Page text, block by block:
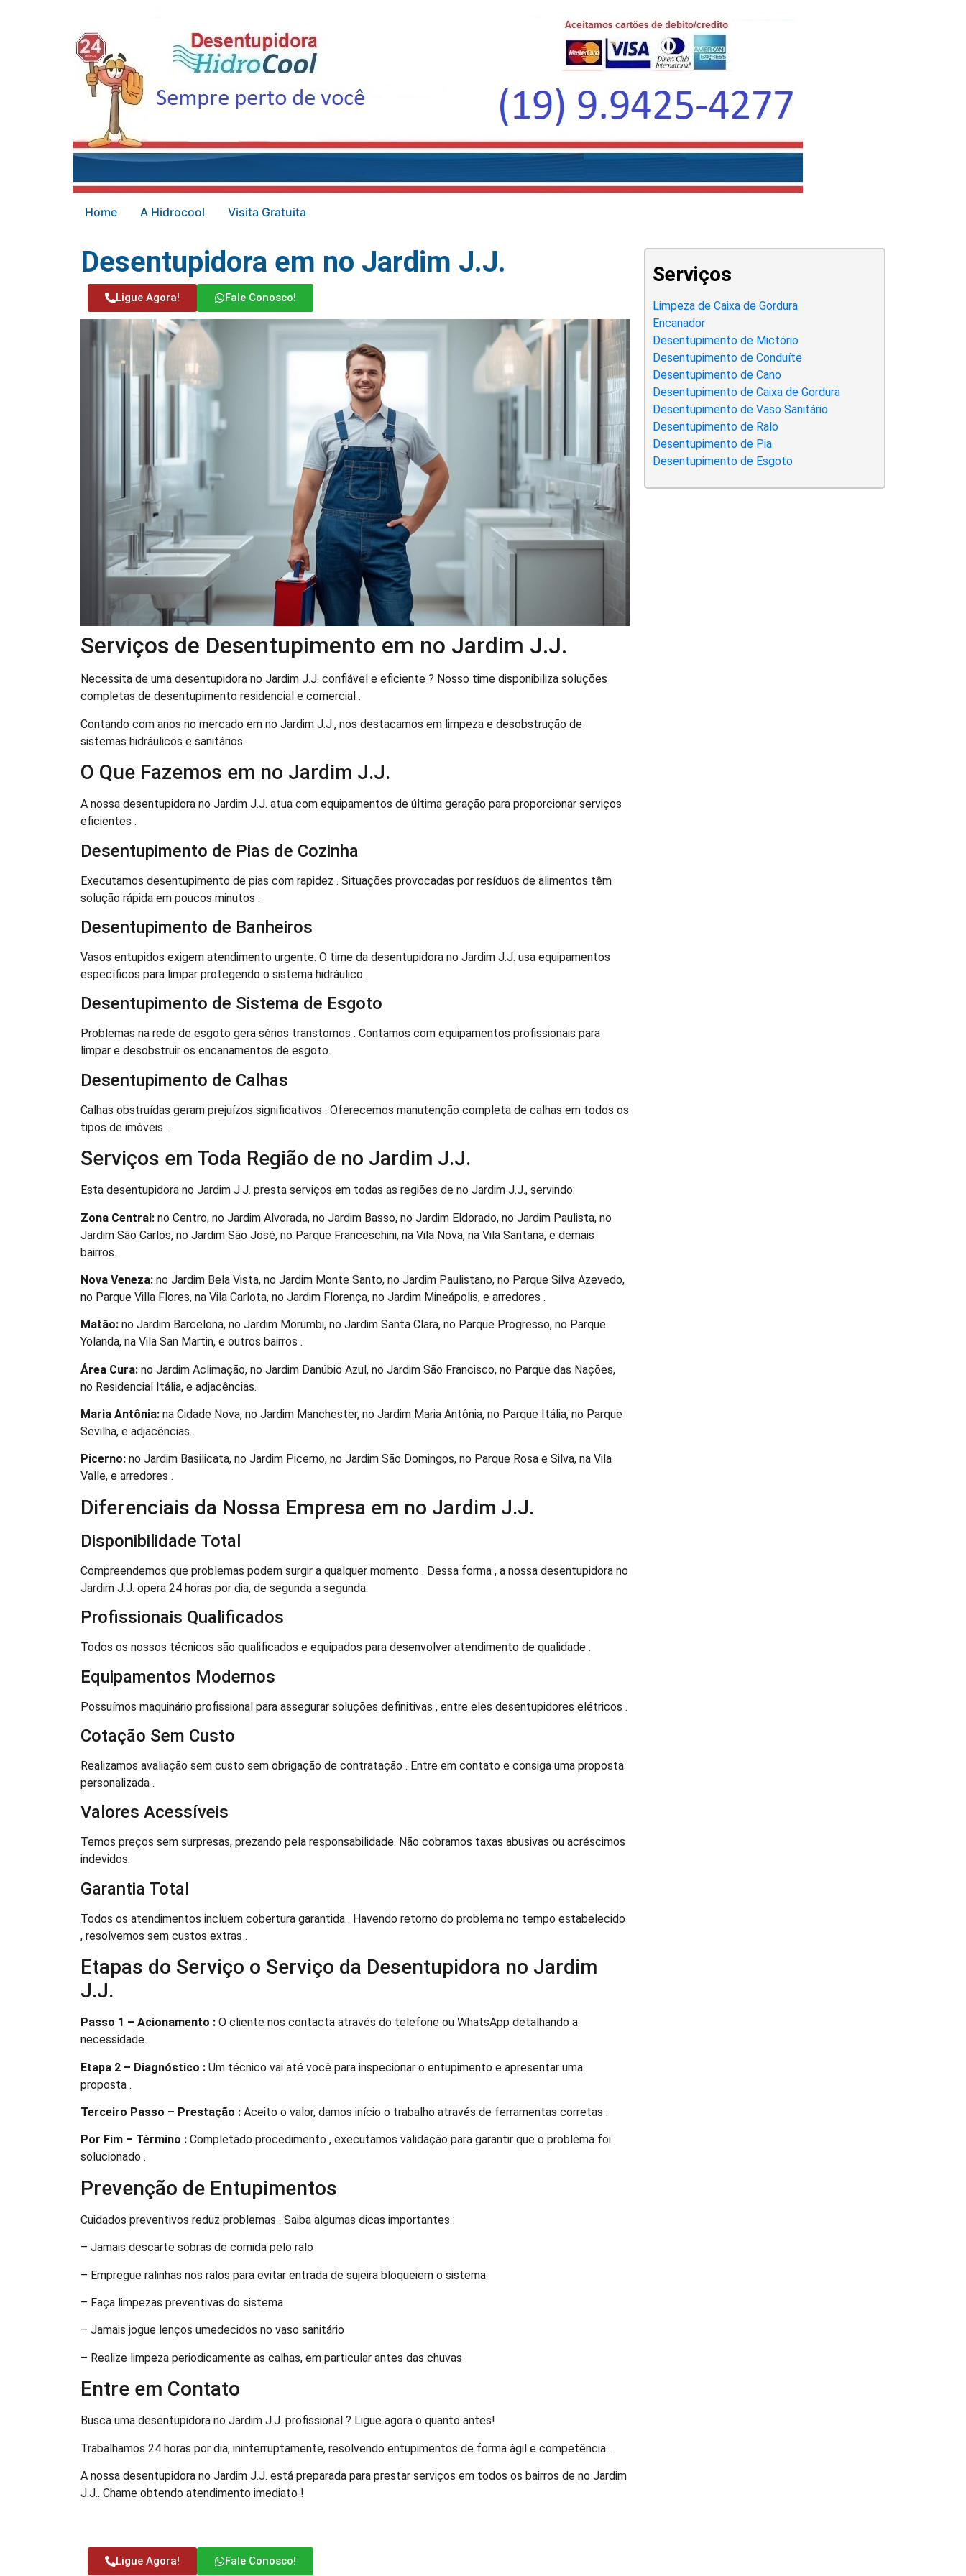
Home A Hidrocool Visita Gratuita
Desentupidora em no Jardim J.J.
Ligue Agora! Fale Conosco!
Serviços de Desentupimento em no Jardim J.J.
Necessita de uma desentupidora no Jardim J.J. confiável e eficiente ? Nosso time disponibiliza soluções
completas de desentupimento residencial e comercial .
Contando com anos no mercado em no Jardim J.J., nos destacamos em limpeza e desobstrução de
sistemas hidráulicos e sanitários .
O Que Fazemos em no Jardim J.J.
A nossa desentupidora no Jardim J.J. atua com equipamentos de última geração para proporcionar serviços
eficientes .
Desentupimento de Pias de Cozinha
Executamos desentupimento de pias com rapidez . Situações provocadas por resíduos de alimentos têm
solução rápida em poucos minutos .
Desentupimento de Banheiros
Vasos entupidos exigem atendimento urgente. O time da desentupidora no Jardim J.J. usa equipamentos
específicos para limpar protegendo o sistema hidráulico .
Desentupimento de Sistema de Esgoto
Problemas na rede de esgoto gera sérios transtornos . Contamos com equipamentos profissionais para
limpar e desobstruir os encanamentos de esgoto.
Desentupimento de Calhas
Calhas obstruídas geram prejuízos significativos . Oferecemos manutenção completa de calhas em todos os
tipos de imóveis .
Serviços em Toda Região de no Jardim J.J.
Esta desentupidora no Jardim J.J. presta serviços em todas as regiões de no Jardim J.J., servindo:
Zona Central: no Centro, no Jardim Alvorada, no Jardim Basso, no Jardim Eldorado, no Jardim Paulista, no
Jardim São Carlos, no Jardim São José, no Parque Franceschini, na Vila Nova, na Vila Santana, e demais
bairros.
Nova Veneza: no Jardim Bela Vista, no Jardim Monte Santo, no Jardim Paulistano, no Parque Silva Azevedo,
no Parque Villa Flores, na Vila Carlota, no Jardim Florença, no Jardim Mineápolis, e arredores .
Matão: no Jardim Barcelona, no Jardim Morumbi, no Jardim Santa Clara, no Parque Progresso, no Parque
Yolanda, na Vila San Martin, e outros bairros .
Área Cura: no Jardim Aclimação, no Jardim Danúbio Azul, no Jardim São Francisco, no Parque das Nações,
no Residencial Itália, e adjacências.
Maria Antônia: na Cidade Nova, no Jardim Manchester, no Jardim Maria Antônia, no Parque Itália, no Parque
Sevilha, e adjacências .
Picerno: no Jardim Basilicata, no Jardim Picerno, no Jardim São Domingos, no Parque Rosa e Silva, na Vila
Valle, e arredores .
Diferenciais da Nossa Empresa em no Jardim J.J.
Disponibilidade Total
Compreendemos que problemas podem surgir a qualquer momento . Dessa forma , a nossa desentupidora no
Jardim J.J. opera 24 horas por dia, de segunda a segunda.
Profissionais Qualificados
Todos os nossos técnicos são qualificados e equipados para desenvolver atendimento de qualidade .
Equipamentos Modernos
Possuímos maquinário profissional para assegurar soluções definitivas , entre eles desentupidores elétricos .
Cotação Sem Custo
Realizamos avaliação sem custo sem obrigação de contratação . Entre em contato e consiga uma proposta
personalizada .
Valores Acessíveis
Temos preços sem surpresas, prezando pela responsabilidade. Não cobramos taxas abusivas ou acréscimos
indevidos.
Garantia Total
Todos os atendimentos incluem cobertura garantida . Havendo retorno do problema no tempo estabelecido
, resolvemos sem custos extras .
Etapas do Serviço o Serviço da Desentupidora no Jardim
J.J.
Passo 1 – Acionamento : O cliente nos contacta através do telefone ou WhatsApp detalhando a
necessidade.
Etapa 2 – Diagnóstico : Um técnico vai até você para inspecionar o entupimento e apresentar uma
proposta .
Terceiro Passo – Prestação : Aceito o valor, damos início o trabalho através de ferramentas corretas .
Por Fim – Término : Completado procedimento , executamos validação para garantir que o problema foi
solucionado .
Prevenção de Entupimentos
Cuidados preventivos reduz problemas . Saiba algumas dicas importantes :
– Jamais descarte sobras de comida pelo ralo
– Empregue ralinhas nos ralos para evitar entrada de sujeira bloqueiem o sistema
– Faça limpezas preventivas do sistema
– Jamais jogue lenços umedecidos no vaso sanitário
– Realize limpeza periodicamente as calhas, em particular antes das chuvas
Entre em Contato
Busca uma desentupidora no Jardim J.J. profissional ? Ligue agora o quanto antes!
Trabalhamos 24 horas por dia, ininterruptamente, resolvendo entupimentos de forma ágil e competência .
A nossa desentupidora no Jardim J.J. está preparada para prestar serviços em todos os bairros de no Jardim
J.J.. Chame obtendo atendimento imediato !
Ligue Agora! Fale Conosco!
Serviços
Limpeza de Caixa de Gordura
Encanador
Desentupimento de Mictório
Desentupimento de Conduíte
Desentupimento de Cano
Desentupimento de Caixa de Gordura
Desentupimento de Vaso Sanitário
Desentupimento de Ralo
Desentupimento de Pia
Desentupimento de Esgoto